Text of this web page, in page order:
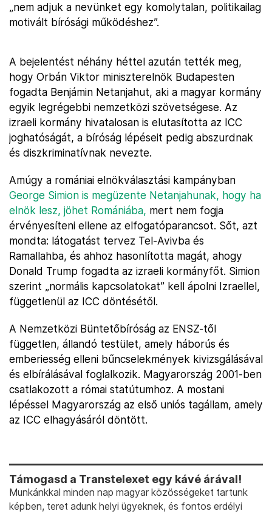
„nem adjuk a nevünket egy komolytalan, politikailag
motivált bírósági működéshez”.
A bejelentést néhány héttel azután tették meg,
hogy Orbán Viktor miniszterelnök Budapesten
fogadta Benjámin Netanjahut, aki a magyar kormány
egyik legrégebbi nemzetközi szövetségese. Az
izraeli kormány hivatalosan is elutasította az ICC
joghatóságát, a bíróság lépéseit pedig abszurdnak
és diszkriminatívnak nevezte.
Amúgy a romániai elnökválasztási kampányban
George Simion is megüzente Netanjahunak, hogy ha
elnök lesz, jöhet Romániába, mert nem fogja
érvényesíteni ellene az elfogatóparancsot. Sőt, azt
mondta: látogatást tervez Tel-Avivba és
Ramallahba, és ahhoz hasonlította magát, ahogy
Donald Trump fogadta az izraeli kormányfőt. Simion
szerint „normális kapcsolatokat” kell ápolni Izraellel,
függetlenül az ICC döntésétől.
A Nemzetközi Büntetőbíróság az ENSZ-től
független, állandó testület, amely háborús és
emberiesség elleni bűncselekmények kivizsgálásával
és elbírálásával foglalkozik. Magyarország 2001-ben
csatlakozott a római statútumhoz. A mostani
lépéssel Magyarország az első uniós tagállam, amely
az ICC elhagyásáról döntött.
Támogasd a Transtelexet egy kávé árával!
Munkánkkal minden nap magyar közösségeket tartunk
képben, teret adunk helyi ügyeknek, és fontos erdélyi